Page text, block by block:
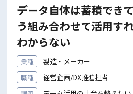
データ自体は蓄積でき
う組み合わせて活用す
わからない
業種 製造・メーカー
職種 経営企画/DX推進担当